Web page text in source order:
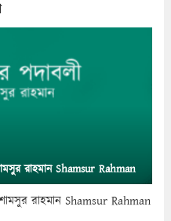
রাহমান Shamsur Rahman
রাহমান Shamsur Rahman